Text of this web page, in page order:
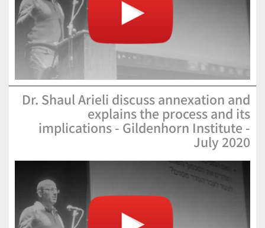
Dr. Shaul Arieli discuss annexation and
explains the process and its
implications - Gildenhorn Institute -
July 2020